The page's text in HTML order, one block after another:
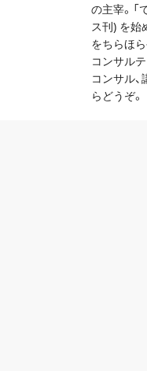
の主宰。
ス刊) を始
をちらほ
コンサル
コンサル
らどうぞ。